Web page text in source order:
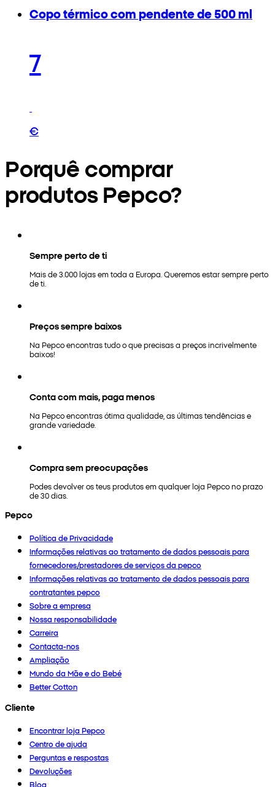
Copo térmico com pendente de 500 ml
7
€
Porquê comprar
produtos Pepco?
Sempre perto de ti
Mais de 3.000 lojas em toda a Europa. Queremos estar sempre perto
de ti.
Preços sempre baixos
Na Pepco encontras tudo o que precisas a preços incrivelmente
baixos!
Conta com mais, paga menos
Na Pepco encontras ótima qualidade, as últimas tendências e
grande variedade.
Compra sem preocupações
Podes devolver os teus produtos em qualquer loja Pepco no prazo
de 30 dias.
Pepco
Política de Privacidade
Informações relativas ao tratamento de dados pessoais para
fornecedores/prestadores de serviços da pepco
Informações relativas ao tratamento de dados pessoais para
contratantes pepco
Sobre a empresa
Nossa responsabilidade
Carreira
Contacta-nos
Ampliação
Mundo da Mãe e do Bebé
Better Cotton
Cliente
Encontrar loja Pepco
Centro de ajuda
Perguntas e respostas
Devoluções
Blog